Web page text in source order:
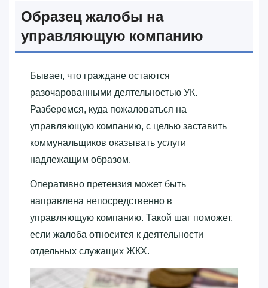
Образец жалобы на
управляющую компанию
Бывает, что граждане остаются
разочарованными деятельностью УК.
Разберемся, куда пожаловаться на
управляющую компанию, с целью заставить
коммунальщиков оказывать услуги
надлежащим образом.
Оперативно претензия может быть
направлена непосредственно в
управляющую компанию. Такой шаг поможет,
если жалоба относится к деятельности
отдельных служащих ЖКХ.